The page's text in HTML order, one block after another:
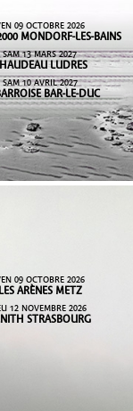
09 OCTOBRE 2026
MONDORF-LES-BAINS
SAM 13 MARS 2027
LUDRES
SAM 10 AVRIL 2027
BAR-LE-DUC
09 OCTOBRE 2026
LES ARÈNES METZ
12 NOVEMBRE 2026
STRASBOURG